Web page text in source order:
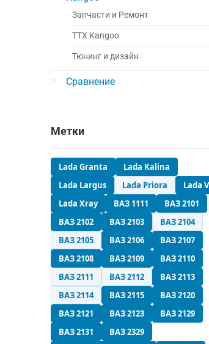
Запчасти и Ремонт
ТТХ Kangoo
Тюнинг и дизайн
Сравнение
Метки
Lada Granta
Lada Kalina
Lada Largus
Lada Priora
Lada
Lada Xray
ВАЗ 1111
ВАЗ 2101
ВАЗ 2102
ВАЗ 2103
ВАЗ 2104
ВАЗ 2105
ВАЗ 2106
ВАЗ 2107
ВАЗ 2108
ВАЗ 2109
ВАЗ 2110
ВАЗ 2111
ВАЗ 2112
ВАЗ 2113
ВАЗ 2114
ВАЗ 2115
ВАЗ 2120
ВАЗ 2121
ВАЗ 2123
ВАЗ 2129
ВАЗ 2131
ВАЗ 2329